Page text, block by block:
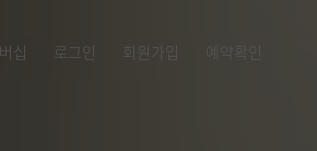
십 로그인 회원가입 예약확인